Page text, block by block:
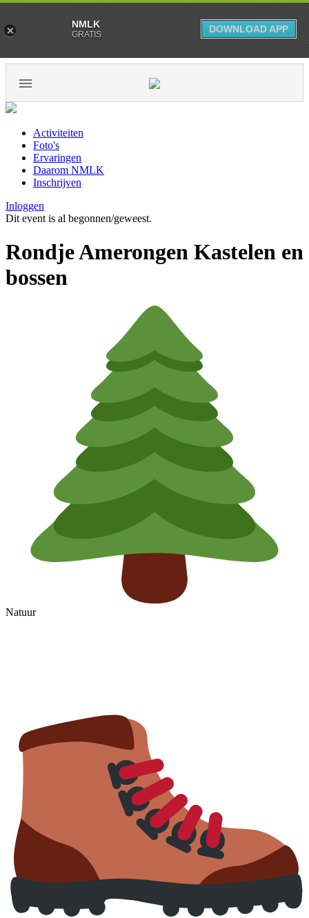
Activiteiten
Foto's
Ervaringen
Daarom NMLK
Inschrijven
Inloggen
Dit event is al begonnen/geweest.
Rondje Amerongen Kastelen en
bossen
Natuur
NMLK
GRATIS DOWNLOAD APP